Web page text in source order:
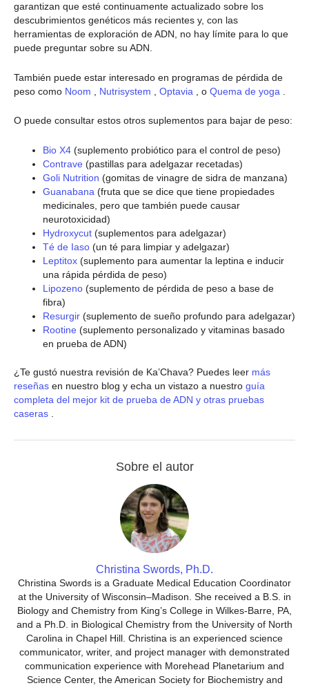
garantizan que esté continuamente actualizado sobre los
descubrimientos genéticos más recientes y, con las
herramientas de exploración de ADN, no hay límite para lo que
puede preguntar sobre su ADN.
También puede estar interesado en programas de pérdida de
peso como Noom Nutrisystem Optavia , o Quema de yoga
O puede consultar estos otros suplementos para bajar de peso:
Bio X4 (suplemento probiótico para el control de peso)
Contrave (pastillas para adelgazar recetadas)
Goli Nutrition (gomitas de vinagre de sidra de manzana)
Guanabana (fruta que se dice que tiene propiedades
medicinales, pero que también puede causar
neurotoxicidad)
Hydroxycut (suplementos para adelgazar)
Té de Iaso (un té para limpiar y adelgazar)
Leptitox (suplemento para aumentar la leptina e inducir
una rápida pérdida de peso)
Lipozeno (suplemento de pérdida de peso a base de
fibra)
Resurgir (suplemento de sueño profundo para adelgazar)
Rootine (suplemento personalizado y vitaminas basado
en prueba de ADN)
¿Te gustó nuestra revisión de Ka’Chava? Puedes leer más
reseñas en nuestro blog y echa un vistazo a nuestro guía
completa del mejor kit de prueba de ADN y otras pruebas
caseras
Sobre el autor
Christina Swords, Ph.D.
Christina Swords is a Graduate Medical Education Coordinator
at the University of Wisconsin–Madison. She received a B.S. in
Biology and Chemistry from King’s College in Wilkes-Barre, PA,
and a Ph.D. in Biological Chemistry from the University of North
Carolina in Chapel Hill. Christina is an experienced science
communicator, writer, and project manager with demonstrated
communication experience with Morehead Planetarium and
Science Center, the American Society for Biochemistry and